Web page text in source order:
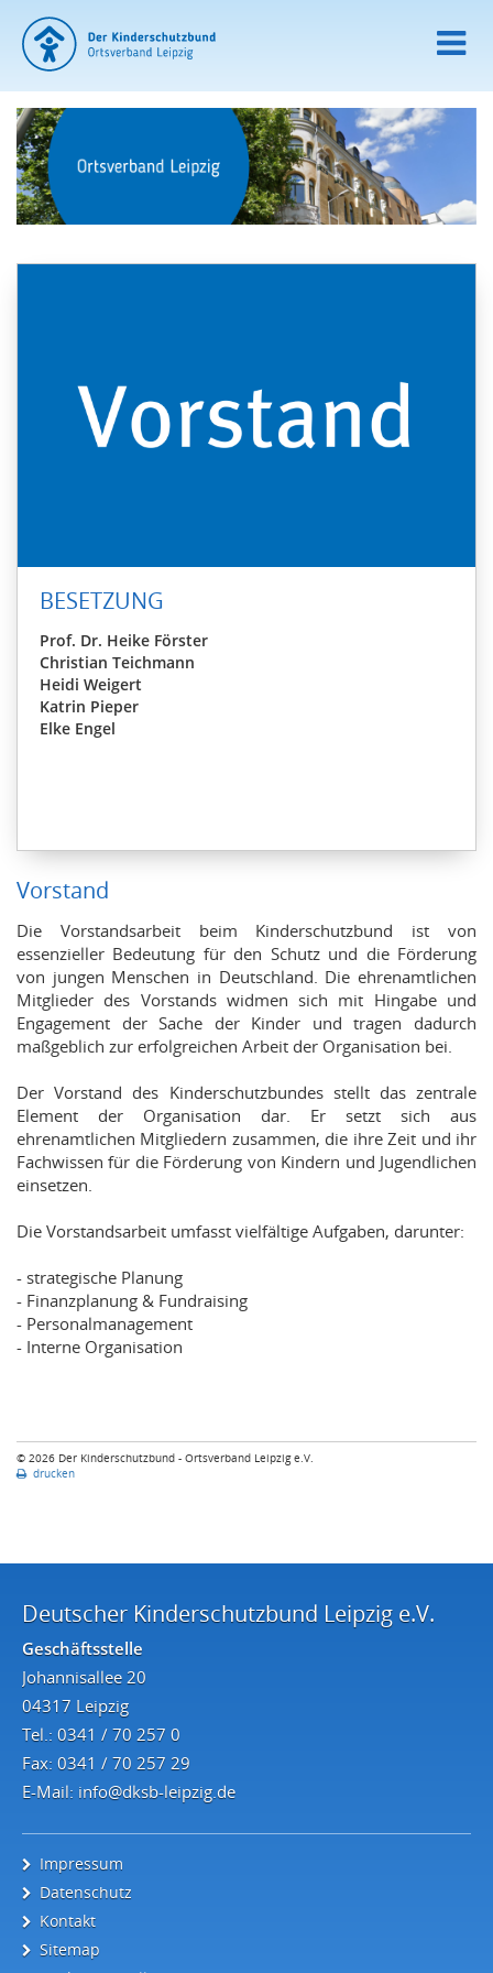
BESETZUNG
Prof. Dr. Heike Förster
Christian Teichmann
Heidi Weigert
Katrin Pieper
Elke Engel
Vorstand
Die Vorstandsarbeit beim Kinderschutzbund ist von
essenzieller Bedeutung für den Schutz und die Förderung
von jungen Menschen in Deutschland. Die ehrenamtlichen
Mitglieder des Vorstands widmen sich mit Hingabe und
Engagement der Sache der Kinder und tragen dadurch
maßgeblich zur erfolgreichen Arbeit der Organisation bei.
Der Vorstand des Kinderschutzbundes stellt das zentrale
Element der Organisation dar. Er setzt sich aus
ehrenamtlichen Mitgliedern zusammen, die ihre Zeit und ihr
Fachwissen für die Förderung von Kindern und Jugendlichen
einsetzen.
Die Vorstandsarbeit umfasst vielfältige Aufgaben, darunter:
- strategische Planung
- Finanzplanung & Fundraising
- Personalmanagement
- Interne Organisation
© 2026 Der Kinderschutzbund - Ortsverband Leipzig e.V.
drucken
Deutscher Kinderschutzbund Leipzig e.V.
Geschäftsstelle
Johannisallee 20
04317 Leipzig
Tel.: 0341 / 70 257 0
Fax: 0341 / 70 257 29
E-Mail: info@dksb-leipzig.de
Impressum
Datenschutz
Kontakt
Sitemap